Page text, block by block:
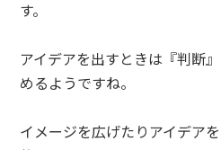
す。
アイデアを出すときは『判断
めるようですね。
イメージを広げたりアイデア